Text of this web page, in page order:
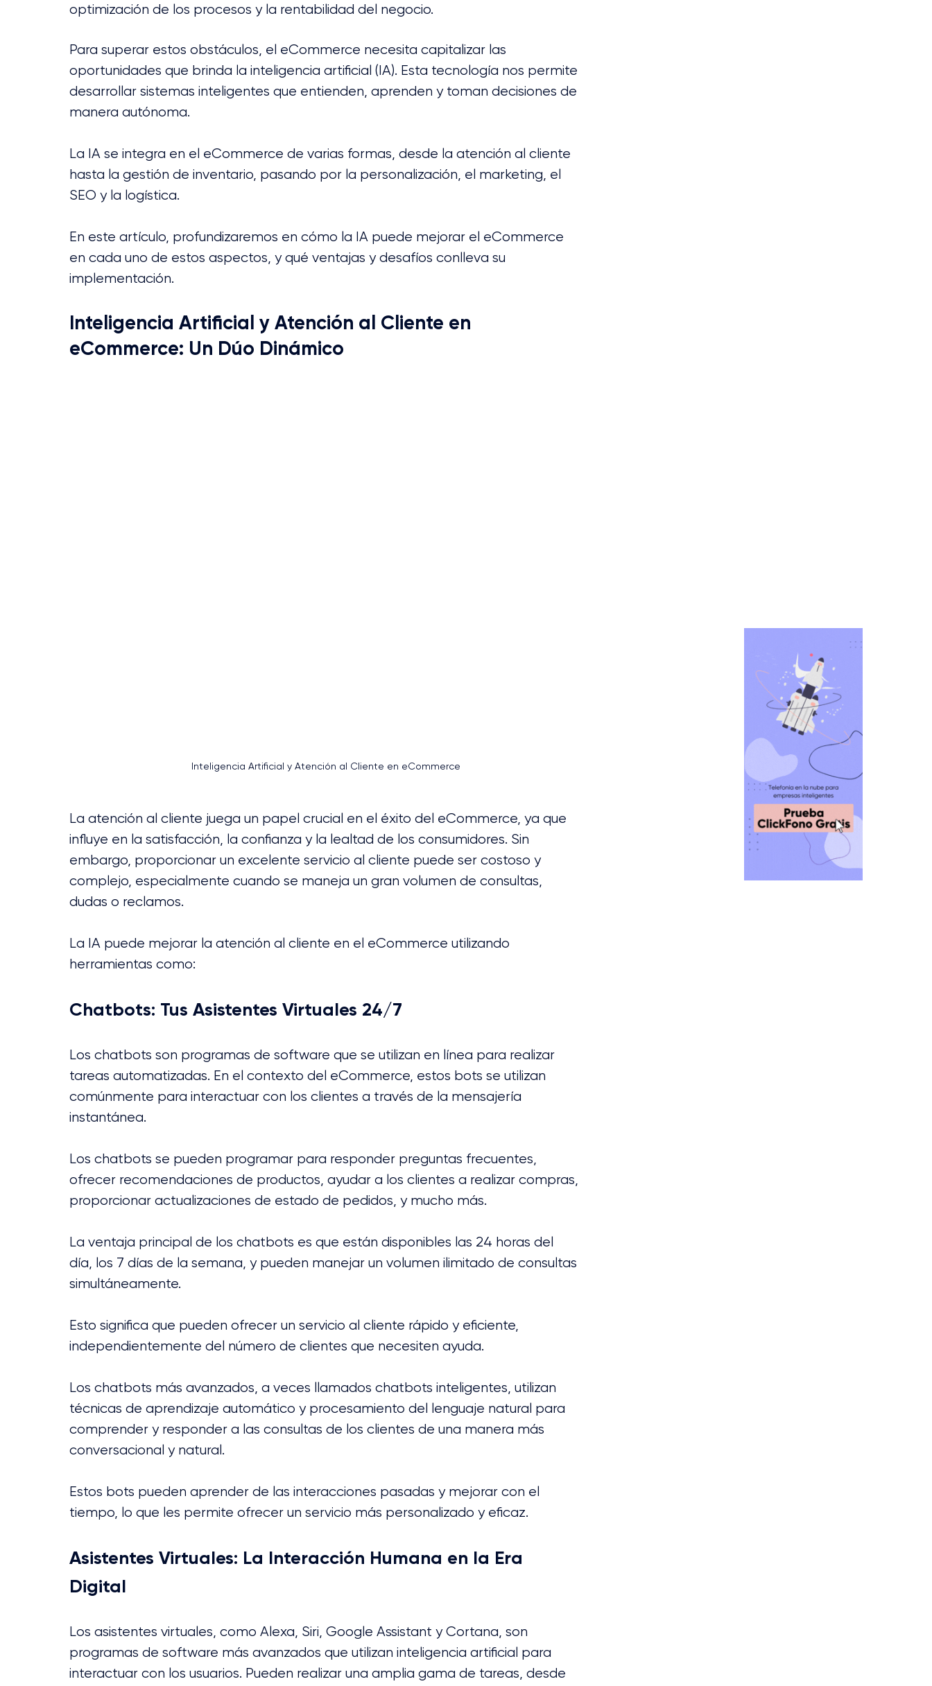
optimización de los procesos y la rentabilidad del negocio.
Para superar estos obstáculos, el eCommerce necesita capitalizar las
oportunidades que brinda la inteligencia artificial (IA). Esta tecnología nos permite
desarrollar sistemas inteligentes que entienden, aprenden y toman decisiones de
manera autónoma.
La IA se integra en el eCommerce de varias formas, desde la atención al cliente
hasta la gestión de inventario, pasando por la personalización, el marketing, el
SEO y la logística.
En este artículo, profundizaremos en cómo la IA puede mejorar el eCommerce
en cada uno de estos aspectos, y qué ventajas y desafíos conlleva su
implementación.
Inteligencia Artificial y Atención al Cliente en
eCommerce: Un Dúo Dinámico
Inteligencia Artificial y Atención al Cliente en eCommerce
La atención al cliente juega un papel crucial en el éxito del eCommerce, ya que
influye en la satisfacción, la confianza y la lealtad de los consumidores. Sin
embargo, proporcionar un excelente servicio al cliente puede ser costoso y
complejo, especialmente cuando se maneja un gran volumen de consultas,
dudas o reclamos.
La IA puede mejorar la atención al cliente en el eCommerce utilizando
herramientas como:
Chatbots: Tus Asistentes Virtuales 24/7
Los chatbots son programas de software que se utilizan en línea para realizar
tareas automatizadas. En el contexto del eCommerce, estos bots se utilizan
comúnmente para interactuar con los clientes a través de la mensajería
instantánea.
Los chatbots se pueden programar para responder preguntas frecuentes,
ofrecer recomendaciones de productos, ayudar a los clientes a realizar compras,
proporcionar actualizaciones de estado de pedidos, y mucho más.
La ventaja principal de los chatbots es que están disponibles las 24 horas del
día, los 7 días de la semana, y pueden manejar un volumen ilimitado de consultas
simultáneamente.
Esto significa que pueden ofrecer un servicio al cliente rápido y eficiente,
independientemente del número de clientes que necesiten ayuda.
Los chatbots más avanzados, a veces llamados chatbots inteligentes, utilizan
técnicas de aprendizaje automático y procesamiento del lenguaje natural para
comprender y responder a las consultas de los clientes de una manera más
conversacional y natural.
Estos bots pueden aprender de las interacciones pasadas y mejorar con el
tiempo, lo que les permite ofrecer un servicio más personalizado y eficaz.
Asistentes Virtuales: La Interacción Humana en la Era
Digital
Los asistentes virtuales, como Alexa, Siri, Google Assistant y Cortana, son
programas de software más avanzados que utilizan inteligencia artificial para
interactuar con los usuarios. Pueden realizar una amplia gama de tareas, desde